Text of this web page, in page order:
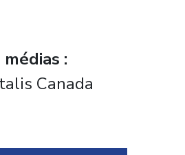
:
Canada